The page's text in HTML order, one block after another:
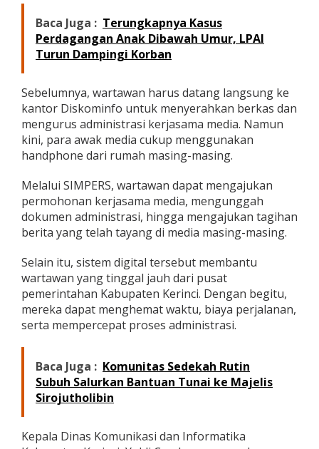
h
K
e
a
s
a
m
a
M
d
a
Baca Juga : Terungkapnya Kasus
Perdagangan Anak Dibawah Umur, LPAI
Turun Dampingi Korban
Sebelumnya, wartawan harus datang langsung ke
kantor Diskominfo untuk menyerahkan berkas dan
mengurus administrasi kerjasama media. Namun
kini, para awak media cukup menggunakan
handphone dari rumah masing-masing.
Melalui SIMPERS, wartawan dapat mengajukan
permohonan kerjasama media, mengunggah
dokumen administrasi, hingga mengajukan tagihan
berita yang telah tayang di media masing-masing.
Selain itu, sistem digital tersebut membantu
wartawan yang tinggal jauh dari pusat
pemerintahan Kabupaten Kerinci. Dengan begitu,
mereka dapat menghemat waktu, biaya perjalanan,
serta mempercepat proses administrasi.
Baca Juga : Komunitas Sedekah Rutin
Subuh Salurkan Bantuan Tunai ke Majelis
Sirojutholibin
Kepala Dinas Komunikasi dan Informatika